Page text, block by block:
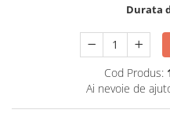
Petrecere Tematica
Petrecere fetite
Petrecere Baieti
Durata
Cod Produs:
Ai nevoie de